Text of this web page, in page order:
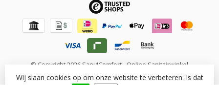
© Copyright 2026 Sani4Comfort - Online Sanitairwinkel
Wij slaan cookies op om onze website te verbeteren. Is dat